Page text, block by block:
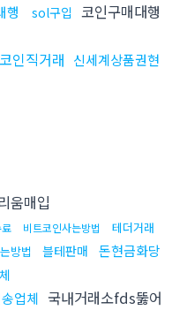
행 sol구입 코인구매대행
인직거래 신세계상품권현
움매입
비트코인사는방법 테더거래
방법 블테판매
돈현금화당
업체 국내거래소fds뚫어